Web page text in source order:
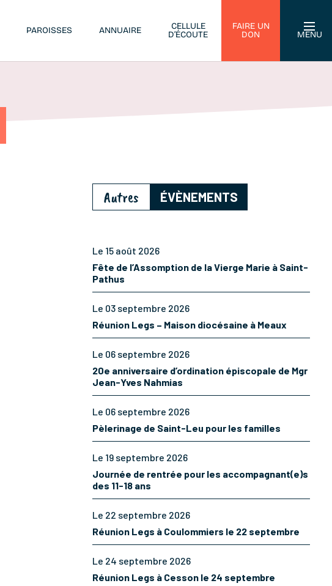
PAROISSES ANNUAIRE
CELLULE
D’ÉCOUTE
FAIRE UN
DON
MENU
Autres ÉVÈNEMENTS
Le 15 août 2026
Fête de l’Assomption de la Vierge Marie à Saint-
Pathus
Le 03 septembre 2026
Réunion Legs – Maison diocésaine à Meaux
Le 06 septembre 2026
20e anniversaire d’ordination épiscopale de Mgr
Jean-Yves Nahmias
Le 06 septembre 2026
Pèlerinage de Saint-Leu pour les familles
Le 19 septembre 2026
Journée de rentrée pour les accompagnant(e)s
des 11-18 ans
Le 22 septembre 2026
Réunion Legs à Coulommiers le 22 septembre
Le 24 septembre 2026
Réunion Legs à Cesson le 24 septembre